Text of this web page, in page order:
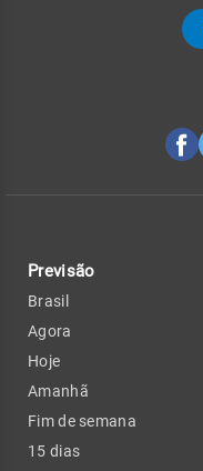
Previsão
Brasil
Agora
Hoje
Amanhã
Fim de semana
15 dias